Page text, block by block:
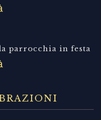
parrocchia in festa